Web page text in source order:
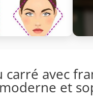
carré avec
et